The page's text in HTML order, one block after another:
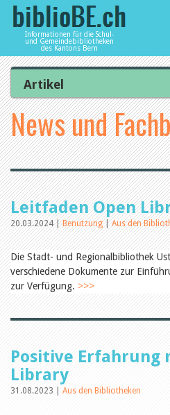
Informationen für die Schul-
und Gemeindebibliotheken
des Kantons Bern
Home
News und Fachbeiträge
Bibliotheken
Agenda
Dienstleistungen
biblioBE nutzen
Artikel
Zur Artikelübersicht
Lesenswert
Gut bewertet
Kategorien
Aus dem Amt für Kultur
Aus der Kommission
Aus den Bibliotheken
Organisation
Raum und Infrastruktur
Bestand
Benutzung
Finanzen
Personal
Qualitätsmanagement
Verschiedenes
Lesetipps
Tags
News und
Leitfaden Open
20.03.2024 |Benutzung|Aus den
Die Stadt- und Regionalbibliothek
verschiedene Dokumente zur
zur Verfügung. >>>
Positive Erfahrung
Library
31.08.2023 | Aus den Bibliotheken